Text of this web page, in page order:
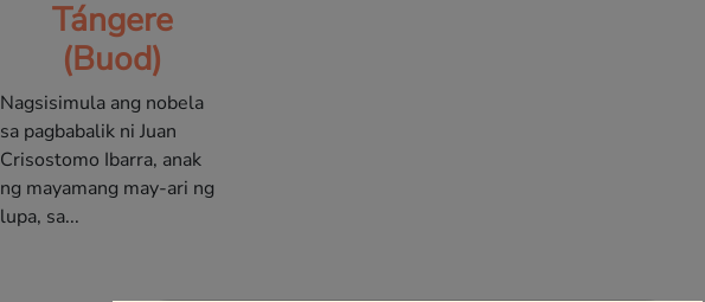
Tángere
(Buod)
Nagsisimula ang nobela
sa pagbabalik ni Juan
Crisostomo Ibarra, anak
ng mayamang may-ari ng
lupa, sa...